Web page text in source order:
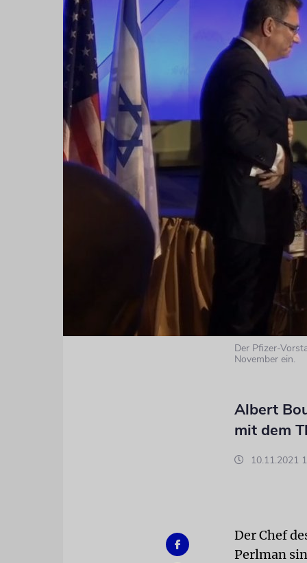
Der Pfizer-
November ein.
Albert
mit dem
10.11.2021
Der Chef
Perlman